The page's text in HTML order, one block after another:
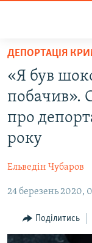
Перейти
основного
матеріалу
до
основної
Перейти
до
НОВИНИ
ВОДА.КРИМ
ПОГЛЯД
ІНТЕРВ'Ю
ВСЕ ЗА ДЕНЬ
ДЕПОРТАЦІЯ
«Я був
побачив».
про
року
Ельведін Чубаров
24 березень 2020,
Поділитись